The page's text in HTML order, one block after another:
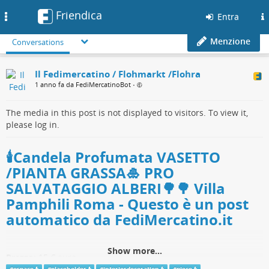
Friendica Entra
Conversations Menzione
Il Fedimercatino / Flohmarkt /Flohra
1 anno fa da FediMercatinoBot •
The media in this post is not displayed to visitors. To view it,
please log in.
🕯️Candela Profumata VASETTO
/PIANTA GRASSA🎍 PRO
SALVATAGGIO ALBERI🌳🌳 Villa
Pamphili Roma - Questo è un post
automatico da FediMercatino.it
Show more...